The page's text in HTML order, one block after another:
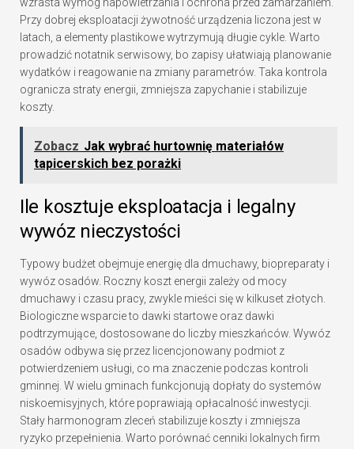
Przy dobrej eksploatacji żywotność urządzenia liczona jest w
latach, a elementy plastikowe wytrzymują długie cykle. Warto
prowadzić notatnik serwisowy, bo zapisy ułatwiają planowanie
wydatków i reagowanie na zmiany parametrów. Taka kontrola
ogranicza straty energii, zmniejsza zapychanie i stabilizuje
koszty.
Zobacz Jak wybrać hurtownię materiałów
tapicerskich bez porażki
Ile kosztuje eksploatacja i legalny
wywóz nieczystości
Typowy budżet obejmuje energię dla dmuchawy, biopreparaty i
wywóz osadów. Roczny koszt energii zależy od mocy
dmuchawy i czasu pracy, zwykle mieści się w kilkuset złotych.
Biologiczne wsparcie to dawki startowe oraz dawki
podtrzymujące, dostosowane do liczby mieszkańców. Wywóz
osadów odbywa się przez licencjonowany podmiot z
potwierdzeniem usługi, co ma znaczenie podczas kontroli
gminnej. W wielu gminach funkcjonują dopłaty do systemów
niskoemisyjnych, które poprawiają opłacalność inwestycji.
Stały harmonogram zleceń stabilizuje koszty i zmniejsza
ryzyko przepełnienia. Warto porównać cenniki lokalnych firm